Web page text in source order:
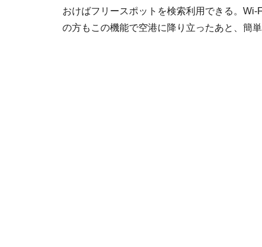
おけばフリースポットを検索利用できる。
の方もこの機能で空港に降り立ったあと、簡